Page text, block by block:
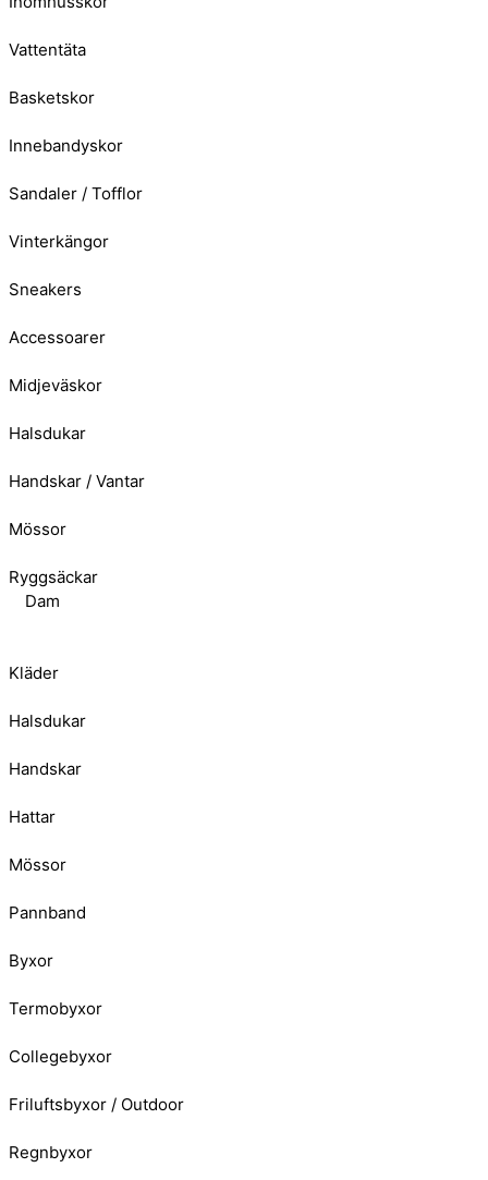
Vattentäta
Basketskor
Innebandyskor
Sandaler / Tofflor
Vinterkängor
Sneakers
Accessoarer
Midjeväskor
Halsdukar
Handskar / Vantar
Mössor
Ryggsäckar
Dam
Kläder
Halsdukar
Handskar
Hattar
Mössor
Pannband
Byxor
Termobyxor
Collegebyxor
Friluftsbyxor / Outdoor
Regnbyxor